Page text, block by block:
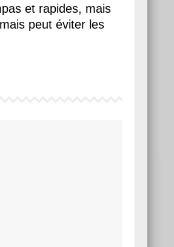
et rapides, mais
peut éviter les